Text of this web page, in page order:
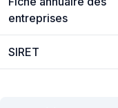
entreprises
SIRET